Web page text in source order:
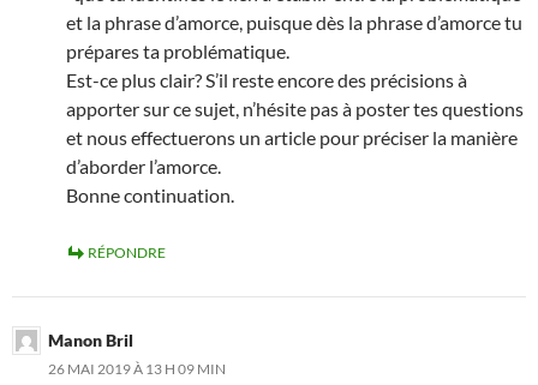
et la phrase d’amorce, puisque dès la phrase d’amorce tu
prépares ta problématique.
Est-ce plus clair? S’il reste encore des précisions à
apporter sur ce sujet, n’hésite pas à poster tes questions
et nous effectuerons un article pour préciser la manière
d’aborder l’amorce.
Bonne continuation.
RÉPONDRE
Manon Bril
26 MAI 2019 À 13 H 09 MIN